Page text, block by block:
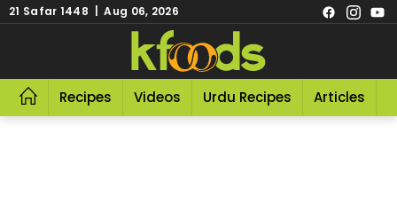
21 Safar 1448 | Aug 06, 2026
Recipes Videos Urdu Recipes Articles